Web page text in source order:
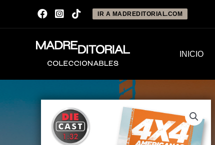
IR A MADREDITORIAL.COM
INICIO